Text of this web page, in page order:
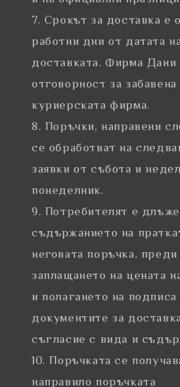
Срокът за доставка е
работни дни от датата
доставката. Фирма
отговорност за
куриерската фирма.
Поръчки, направени
се обработват на
заявки от събота и
понеделник.
Потребителят е
съдържанието на
неговата поръчка,
заплащането на цената
и полагането на
документите за
съгласие с вида и
Поръчката се
направило поръчката